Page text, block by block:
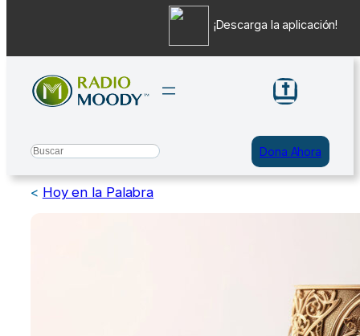
contenido
Search Dona Ahora
< Hoy en la Palabra
¡Descarga la aplicación!